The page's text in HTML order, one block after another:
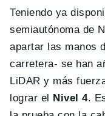
Teniendo ya
semiautónoma de
apartar las manos
carretera- se han
LiDAR y más
lograr el
Nivel 4.